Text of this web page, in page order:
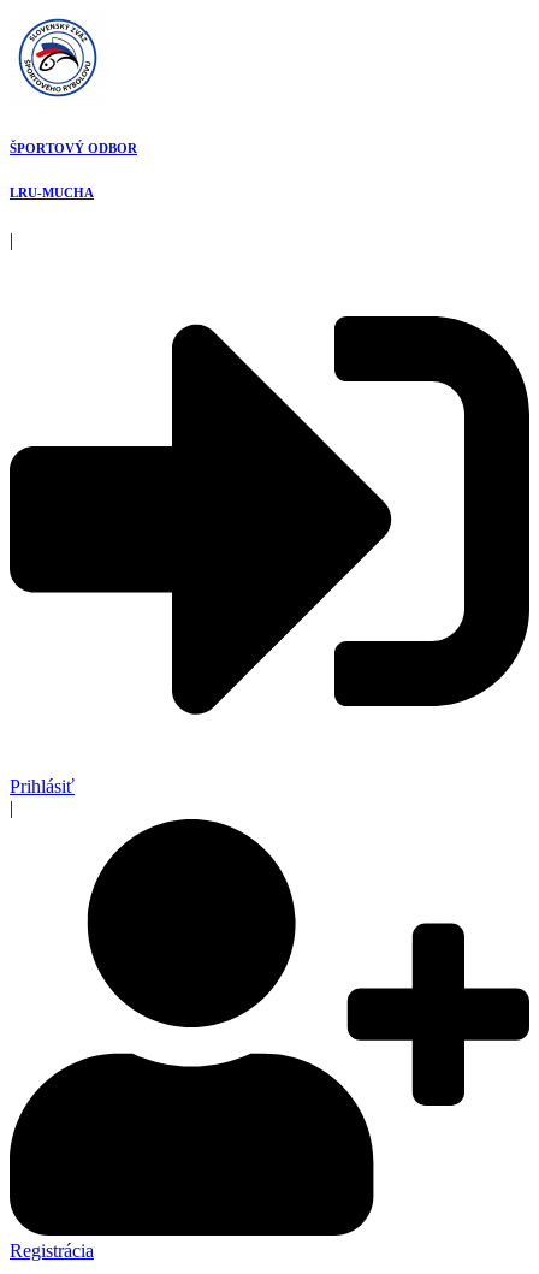
Preskočiť
na
obsah
ŠPORTOVÝ ODBOR
LRU-MUCHA
|
Prihlásiť
|
Registrácia